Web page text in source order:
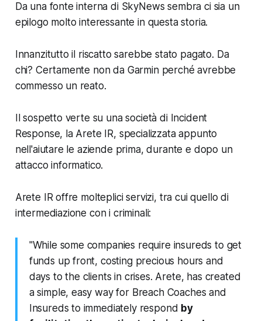
Da una fonte interna di SkyNews sembra ci sia un
epilogo molto interessante in questa storia.
Innanzitutto il riscatto sarebbe stato pagato. Da
chi? Certamente non da Garmin perché avrebbe
commesso un reato.
Il sospetto verte su una società di Incident
Response, la Arete IR, specializzata appunto
nell'aiutare le aziende prima, durante e dopo un
attacco informatico.
Arete IR offre molteplici servizi, tra cui quello di
intermediazione con i criminali:
"While some companies require insureds to get
funds up front, costing precious hours and
days to the clients in crises. Arete, has created
a simple, easy way for Breach Coaches and
Insureds to immediately respond by